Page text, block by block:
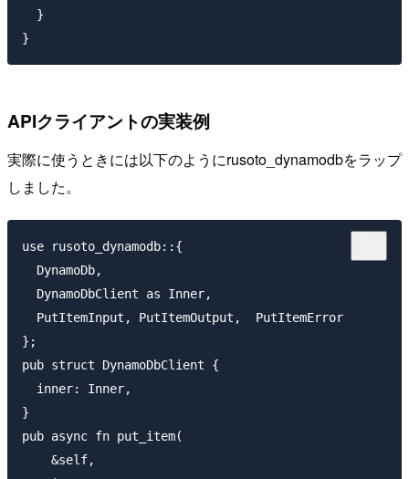
  }
APIクライアントの実装例
実際に使うときには以下のようにrusoto_dynamodbをラップ
しました。
use rusoto_dynamodb::{
  DynamoDb,
  DynamoDbClient as Inner,
  PutItemInput, PutItemOutput,  PutItemError
};
pub struct DynamoDbClient {
  inner: Inner,
}
pub async fn put_item(
    &self,